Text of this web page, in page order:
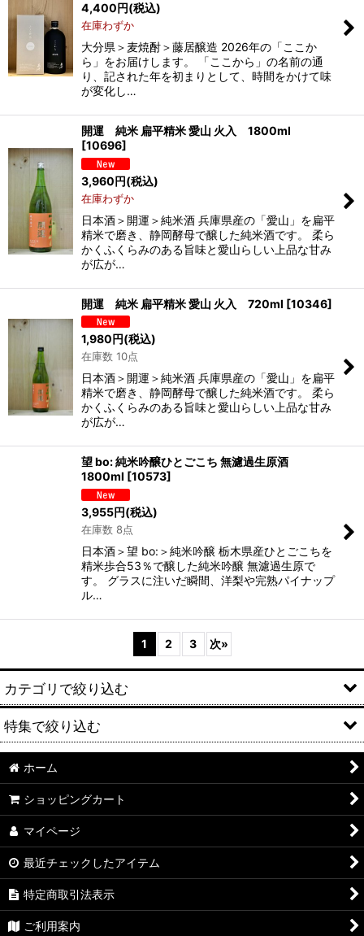
4,400円(税込)
在庫わずか
大分県＞麦焼酎＞藤居醸造 2026年の「ここか
ら」をお届けします。 「ここから」の名前の通
り、記された年を初まりとして、時間をかけて味
が変化し…
開運 純米 扁平精米 愛山 火入 1800ml
[10696]
3,960円(税込)
在庫わずか
日本酒＞開運＞純米酒 兵庫県産の「愛山」を扁平
精米で磨き、静岡酵母で醸した純米酒です。 柔ら
かくふくらみのある旨味と愛山らしい上品な甘み
が広が…
開運 純米 扁平精米 愛山 火入 720ml [10346]
1,980円(税込)
在庫数 10点
日本酒＞開運＞純米酒 兵庫県産の「愛山」を扁平
精米で磨き、静岡酵母で醸した純米酒です。 柔ら
かくふくらみのある旨味と愛山らしい上品な甘み
が広が…
望 bo: 純米吟醸ひとごこち 無濾過生原酒
1800ml [10573]
3,955円(税込)
在庫数 8点
日本酒＞望 bo:＞純米吟醸 栃木県産ひとごこちを
精米歩合53％で醸した純米吟醸 無濾過生原で
す。 グラスに注いだ瞬間、洋梨や完熟パイナップ
ル…
1 2 3 次»
カテゴリで絞り込む
厳撰飲み比べセット
兼八（かねはち）セット商品
兼八（かねはち）ギフトセット
焼酎
日本酒
氷温熟成日本酒
特集で絞り込む
麦焼酎
米焼酎
芋焼酎
リキュール類
ホーム
ショッピングカート
マイページ
最近チェックしたアイテム
特定商取引法表示
ご利用案内